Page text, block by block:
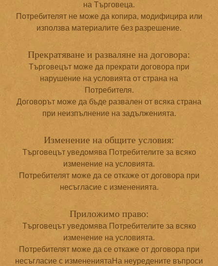
на Търговеца.
Потребителят не може да копира, модифицира или
използва материалите без разрешение.
Прекратяване и разваляне на договора:
Търговецът може да прекрати договора при
нарушение на условията от страна на
Потребителя.
Договорът може да бъде развален от всяка страна
при неизпълнение на задълженията.
Изменение на общите условия:
Търговецът уведомява Потребителите за всяко
изменение на условията.
Потребителят може да се откаже от договора при
несъгласие с измененията.
Приложимо право:
Търговецът уведомява Потребителите за всяко
изменение на условията.
Потребителят може да се откаже от договора при
несъгласие с изменениятаНа неуредените въпроси